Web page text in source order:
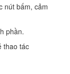
nút bấm, cảm
phần.
thao tác